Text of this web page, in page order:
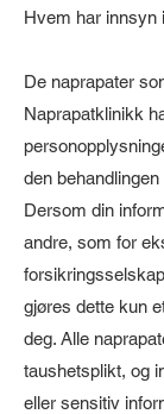
Hvem har innsyn
De naprapater
Naprapatklinikk
den
Dersom din
andre, som for
gjøres dette kun
deg. Alle
taushetsplikt, og
eller sensitiv